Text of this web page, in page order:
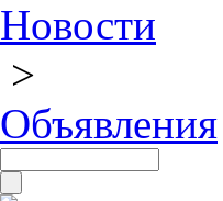
Новости
>
Объявления